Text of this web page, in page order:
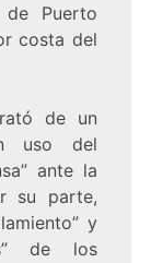
Puerto
costa del
de un
uso del
ante la
su parte,
y
de los